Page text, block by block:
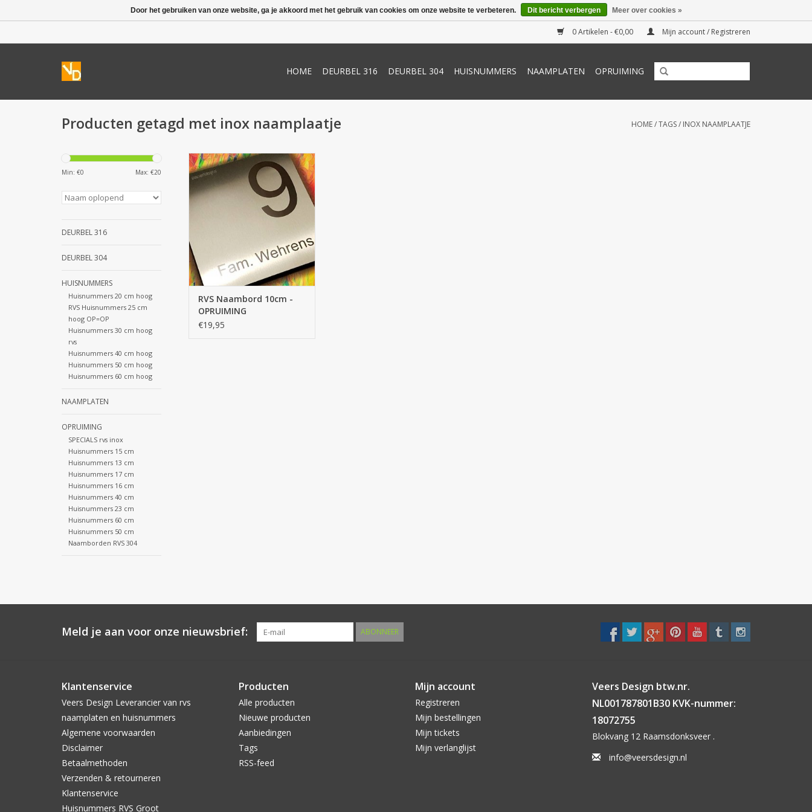
0 Artikelen - €0,00 Mijn account / Registreren
HOME DEURBEL 316 DEURBEL 304 HUISNUMMERS NAAMPLATEN OPRUIMING
Producten getagd met inox naamplaatje HOME/TAGS/ INOX NAAMPLAATJE
Min: €0 Max: €20
DEURBEL 316
DEURBEL 304
HUISNUMMERS
Huisnummers 20 cm hoog
RVS Huisnummers 25 cm
hoog OP=OP
Huisnummers 30 cm hoog
rvs
Huisnummers 40 cm hoog
Huisnummers 50 cm hoog
Huisnummers 60 cm hoog
NAAMPLATEN
OPRUIMING
SPECIALS rvs inox
Huisnummers 15 cm
Huisnummers 13 cm
Huisnummers 17 cm
Huisnummers 16 cm
Huisnummers 40 cm
Huisnummers 23 cm
Huisnummers 60 cm
Huisnummers 50 cm
Naamborden RVS 304
RVS Naamplaten: Rvs Naamplaat
van 10x10 cm is voor vlakke
ondergronden en is aan de
achterzijde voorzien van
dubbelzijdige tape voor een
onzichtbare bevestiging! Vermeld
opzet van de tekst ed. in het
opmerkingenveld op de be
TOEVOEGEN AAN WINKELWAGEN
RVS Naambord 10cm -
OPRUIMING
€19,95
Meld je aan voor onze nieuwsbrief: ABONNEER
Klantenservice
Veers Design Leverancier van rvs
naamplaten en huisnummers
Algemene voorwaarden
Disclaimer
Betaalmethoden
Verzenden & retourneren
Klantenservice
Huisnummers RVS Groot
Producten
Alle producten
Nieuwe producten
Aanbiedingen
Tags
RSS-feed
Mijn account
Registreren
Mijn bestellingen
Mijn tickets
Mijn verlanglijst
Veers Design btw.nr.
NL001787801B30 KVK-nummer:
18072755
Blokvang 12 Raamsdonksveer .
info@veersdesign.nl
Door het gebruiken van onze website, ga je akkoord met het gebruik van cookies om onze website te verbeteren. Dit bericht verbergen Meer over cookies »